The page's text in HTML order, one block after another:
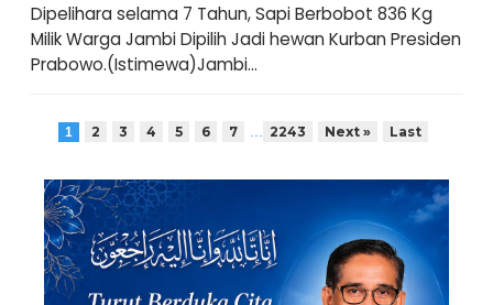
Dipelihara selama 7 Tahun, Sapi Berbobot 836 Kg
Milik Warga Jambi Dipilih Jadi hewan Kurban Presiden
Prabowo.(Istimewa)Jambi...
1 2 3 4 5 6 7 2243 Next » Last